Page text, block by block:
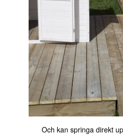
Och kan springa direkt